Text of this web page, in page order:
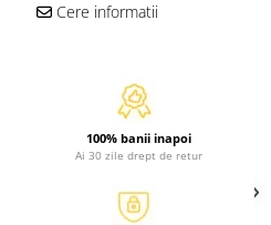
Cere informatii
100% banii inapoi
Ai 30 zile drept de retur